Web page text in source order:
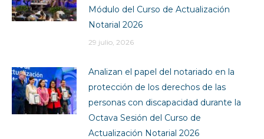
Módulo del Curso de Actualización
Notarial 2026
29 julio, 2026
Analizan el papel del notariado en la
protección de los derechos de las
personas con discapacidad durante la
Octava Sesión del Curso de
Actualización Notarial 2026